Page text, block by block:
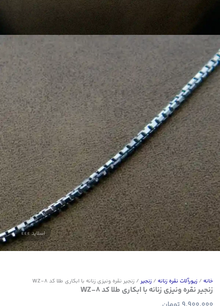
خانه / زیورآلات نقره زنانه / زنجیر / زنجیر نقره ونیزی زنانه با ابکاری طلا کد WZ-8
زنجیر نقره ونیزی زنانه با ابکاری طلا کد WZ-8